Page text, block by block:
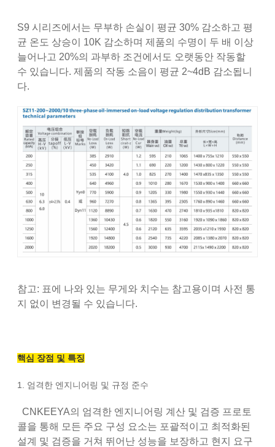
S9 시리즈에서는 무부하 손실이 평균 30% 감소하고 평
균 온도 상승이 10K 감소하며 제품의 수명이 두 배 이상
늘어나고 20%의 과부하 조건에서도 오랫동안 작동할
수 있습니다. 제품의 작동 소음이 평균 2~4dB 감소됩니
다.
참고: 표에 나와 있는 무게와 치수는 참고용이며 사전 통
지 없이 변경될 수 있습니다.
핵심 장점 및 특징
1. 엄격한 엔지니어링 및 규정 준수
CNKEEYA의 엄격한 엔지니어링 계산 및 검증 프로토
콜을 통해 모든 주요 구성 요소는 포괄적이고 최적화된
설계 및 검증을 거쳐 뛰어난 성능을 보장하고 현지 요구